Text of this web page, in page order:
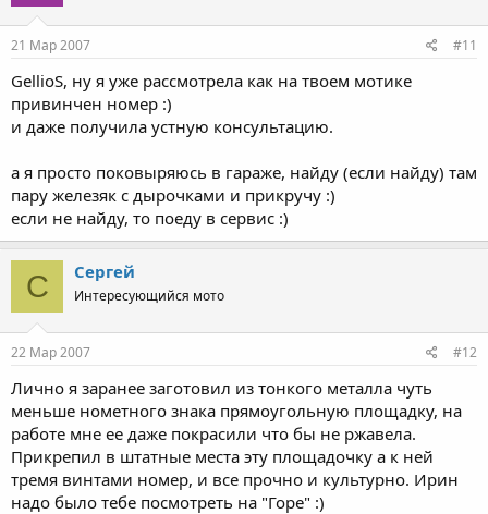
21 Мар 2007 #11
GellioS, ну я уже рассмотрела как на твоем мотике
привинчен номер :)
и даже получила устную консультацию.
а я просто поковыряюсь в гараже, найду (если найду) там
пару железяк с дырочками и прикручу :)
если не найду, то поеду в сервис :)
С Сергей
Интересующийся мото
22 Мар 2007 #12
Лично я заранее заготовил из тонкого металла чуть
меньше нометного знака прямоугольную площадку, на
работе мне ее даже покрасили что бы не ржавела.
Прикрепил в штатные места эту площадочку а к ней
тремя винтами номер, и все прочно и культурно. Ирин
надо было тебе посмотреть на "Горе" :)